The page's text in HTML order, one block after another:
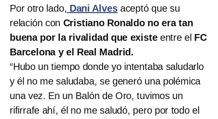
Por otro lado, Dani Alvesaceptó que su
relación con Cristiano Ronaldo no era tan
buena por la rivalidad que existeentre el FC
Barcelona y el Real Madrid.
“Hubo un tiempo donde yo intentaba saludarlo
y él no me saludaba, se generó una polémica
una vez. En un Balón de Oro, tuvimos un
rifirrafe ahí, él no me saludó, pero por todo el